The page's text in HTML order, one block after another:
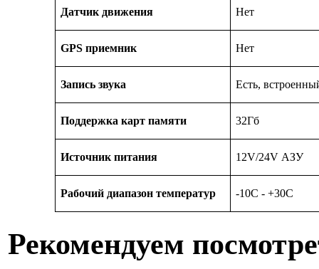
Датчик движения Нет
GPSприемник Нет
Запись звука Есть,
Поддержка карт памяти 32Гб
Источник питания 12V/24V АЗУ
Рабочий диапазон температур -10С - +30С
Рекомендуем